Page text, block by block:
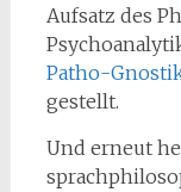
Aufsatz des
Patho-
gestellt.
Und erneut